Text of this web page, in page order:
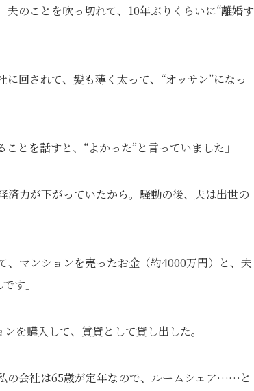
のことを吹っ切れて、10年ぶりくらいに“離婚す
回されて、髪も薄く太って、“オッサン”になっ
とを話すと、“よかった”と言っていました」
力が下がっていたから。騒動の後、夫は出世の
、マンションを売ったお金（約4000万円）と、夫
す」
を購入して、賃貸として貸し出した。
の会社は65歳が定年なので、ルームシェア……と